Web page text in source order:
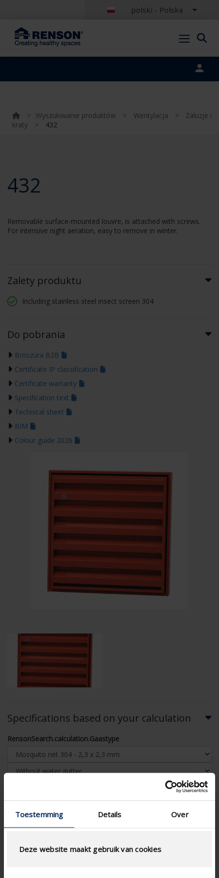
Toestemming Details Over
Deze website maakt gebruik van cookies
polski - Polska
> Wyszukiwanie produktów > Wentylacja >
Żaluzje i
kraty
> 432
432
Removable surface-mounted louvre, is attached with screws.
For intensive night aeration, easy to remove in winter.
Zalety produktu
Including stainless steel insect screen 304
Do pobrania
Broszura B2B
Certificate IP classification
Certificate warranty
Specification text
Technical sheet
BIM
Colour guide 2026
Specifications based on your calculation
RensonSearch.calculation.Gaastype